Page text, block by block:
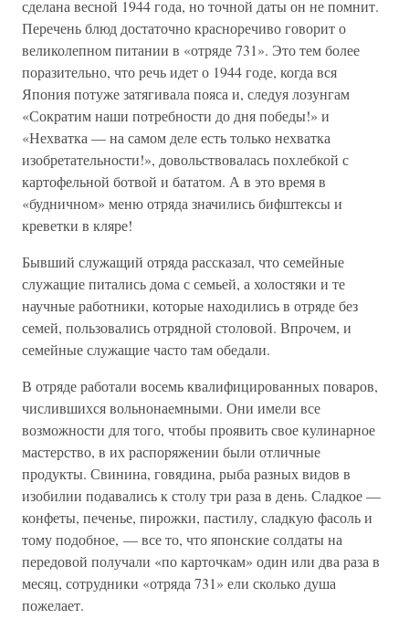
сделана весной 1944 года, но точной даты он не помнит.
Перечень блюд достаточно красноречиво говорит о
великолепном питании в «отряде 731». Это тем более
поразительно, что речь идет о 1944 годе, когда вся
Япония потуже затягивала пояса и, следуя лозунгам
«Сократим наши потребности до дня победы!» и
«Нехватка — на самом деле есть только нехватка
изобретательности!», довольствовалась похлебкой с
картофельной ботвой и бататом. А в это время в
«будничном» меню отряда значились бифштексы и
креветки в кляре!
Бывший служащий отряда рассказал, что семейные
служащие питались дома с семьей, а холостяки и те
научные работники, которые находились в отряде без
семей, пользовались отрядной столовой. Впрочем, и
семейные служащие часто там обедали.
В отряде работали восемь квалифицированных поваров,
числившихся вольнонаемными. Они имели все
возможности для того, чтобы проявить свое кулинарное
мастерство, в их распоряжении были отличные
продукты. Свинина, говядина, рыба разных видов в
изобилии подавались к столу три раза в день. Сладкое —
конфеты, печенье, пирожки, пастилу, сладкую фасоль и
тому подобное, — все то, что японские солдаты на
передовой получали «по карточкам» один или два раза в
месяц, сотрудники «отряда 731» ели сколько душа
пожелает.